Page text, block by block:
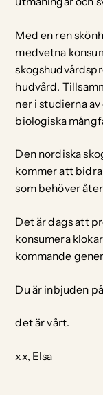
Med en ren
medvetna
hudvård.
ner i studierna
biologiska
Den nordiska
kommer att
som behöver
Det är dags att
konsumera
kommande
Du är inbjuden
det är vårt.
xx, Elsa